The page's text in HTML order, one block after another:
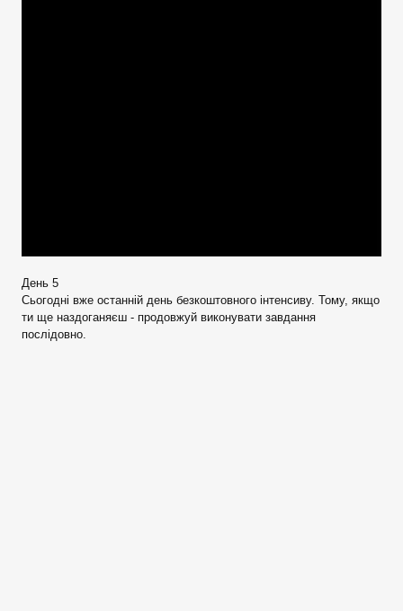
День 5
Сьогодні вже останній день безкоштовного інтенсиву. Тому, якщо
ти ще наздоганяєш - продовжуй виконувати завдання
послідовно.